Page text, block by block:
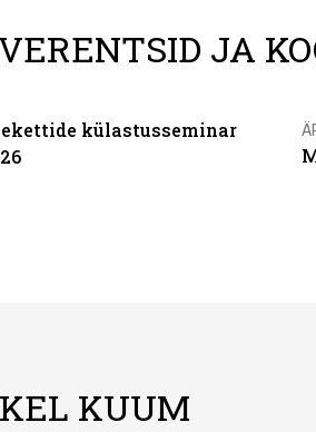
JA
külastusseminar
KUUM